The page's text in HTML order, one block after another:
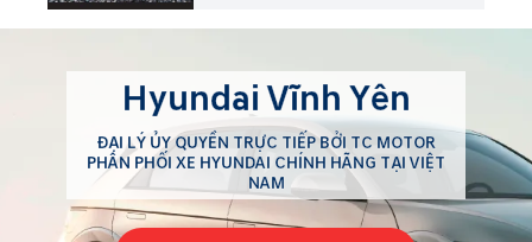
Hyundai Vĩnh Yên
ĐẠI LÝ ỦY QUYỀN TRỰC TIẾP BỞI TC MOTOR
PHÂN PHỐI XE HYUNDAI CHÍNH HÃNG TẠI VIỆT
NAM